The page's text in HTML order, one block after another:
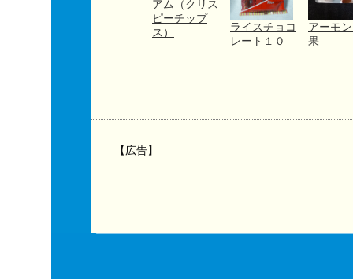
アム（クリス
ピーチップ
ス）
ライスチョコ
レート１０
アーモ
果
【広告】